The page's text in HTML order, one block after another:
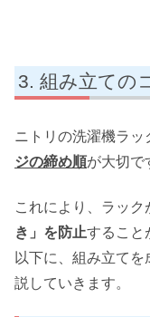
組み立ての
ニトリの洗濯機ラッ
ジの締め順が大切で
これにより、ラッ
き」を防止すること
以下に、組み立て
説していきます。